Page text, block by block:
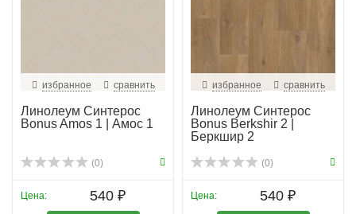
избранное сравнить
Линолеум Синтерос
Bonus Amos 1 | Амос 1
(0)
Цена: 540 ₽
избранное сравнить
Линолеум Синтерос
Bonus Berkshir 2 |
Беркшир 2
(0)
Цена: 540 ₽